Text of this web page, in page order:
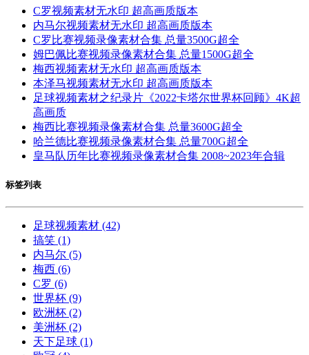
C罗视频素材无水印 超高画质版本
内马尔视频素材无水印 超高画质版本
C罗比赛视频录像素材合集 总量3500G超全
姆巴佩比赛视频录像素材合集 总量1500G超全
梅西视频素材无水印 超高画质版本
本泽马视频素材无水印 超高画质版本
足球视频素材之纪录片《2022卡塔尔世界杯回顾》4K超
高画质
梅西比赛视频录像素材合集 总量3600G超全
哈兰德比赛视频录像素材合集 总量700G超全
皇马队历年比赛视频录像素材合集 2008~2023年合辑
标签列表
足球视频素材 (42)
搞笑 (1)
内马尔 (5)
梅西 (6)
C罗 (6)
世界杯 (9)
欧洲杯 (2)
美洲杯 (2)
天下足球 (1)